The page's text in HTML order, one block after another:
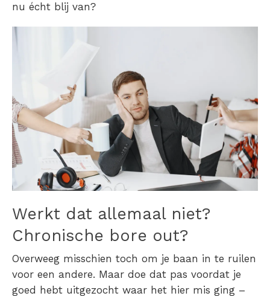
nu écht blij van?
Werkt dat allemaal niet?
Chronische bore out?
Overweeg misschien toch om je baan in te ruilen
voor een andere. Maar doe dat pas voordat je
goed hebt uitgezocht waar het hier mis ging –